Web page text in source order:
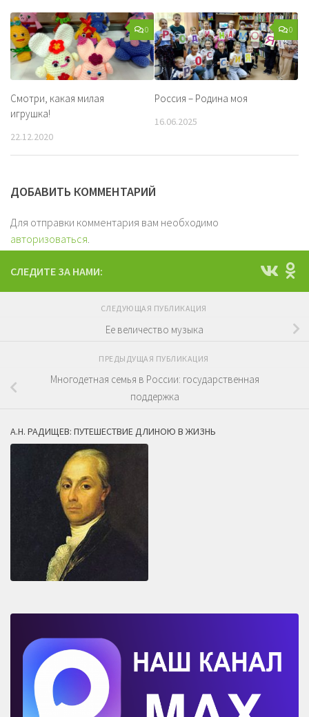
0
Смотри, какая милая
игрушка!
22.12.2020
0
Россия – Родина моя
16.06.2025
ДОБАВИТЬ КОММЕНТАРИЙ
Для отправки комментария вам необходимо
авторизоваться
СЛЕДИТЕ ЗА НАМИ:
СЛЕДУЮЩАЯ ПУБЛИКАЦИЯ
Ее величество музыка
ПРЕДЫДУЩАЯ ПУБЛИКАЦИЯ
Многодетная семья в России: государственная
поддержка
А.Н. РАДИЩЕВ: ПУТЕШЕСТВИЕ ДЛИНОЮ В ЖИЗНЬ